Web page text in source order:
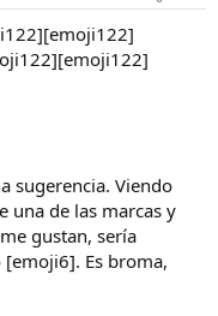
sugerencia. Viendo
una de las marcas y
gustan, sería
Es broma,